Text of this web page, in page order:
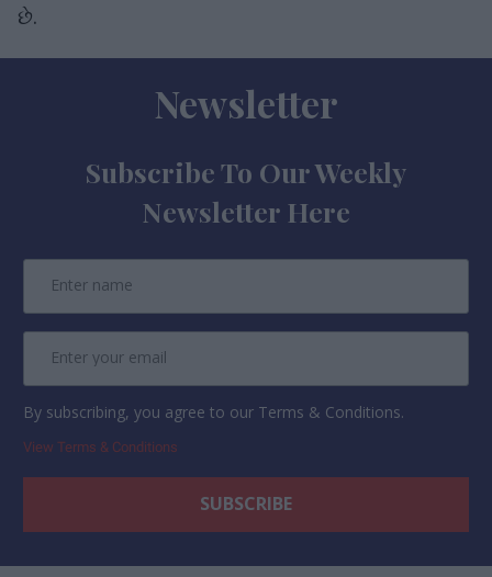
છે.
Newsletter
Subscribe To Our Weekly
Newsletter Here
By subscribing, you agree to our Terms & Conditions.
View Terms & Conditions